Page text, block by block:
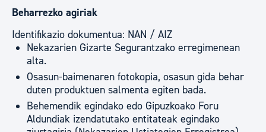
Beharrezko agiriak
Identifikazio dokumentua: NAN / AIZ
Nekazarien Gizarte Segurantzako erregimenean
alta.
Osasun-baimenaren fotokopia, osasun gida behar
duten produktuen salmenta egiten bada.
Behemendik egindako edo Gipuzkoako Foru
Aldundiak izendatutako entitateak egindako